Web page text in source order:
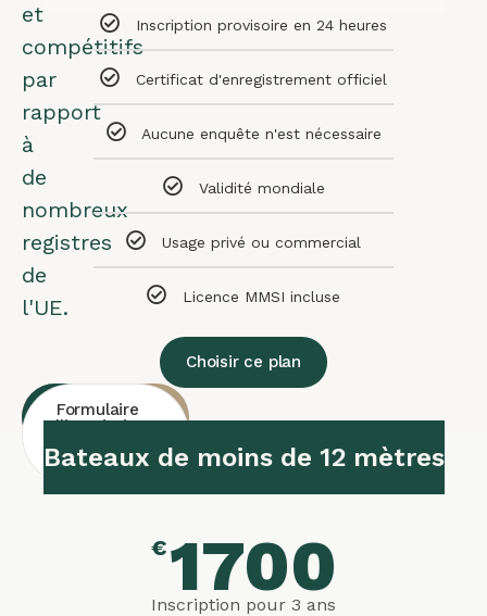
et
compétitifs
par
rapport
à
de
nombreux
registres
de
l'UE.
Consultation
gratuite
Contact
Whatsapp
Formulaire
d'inscription
yachts
Inscription provisoire en 24 heures
Certificat d'enregistrement officiel
Aucune enquête n'est nécessaire
Validité mondiale
Usage privé ou commercial
Licence MMSI incluse
Choisir ce plan
Bateaux de moins de 12 mètres
€1700
Inscription pour 3 ans